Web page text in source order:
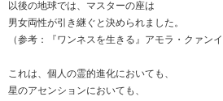
以後の地球では、マスターの座は
男女両性が引き継ぐと決められました。
（参考：『ワンネスを生きる』アモラ・クァン
これは、個人の霊的進化においても、
星のアセンションにおいても、